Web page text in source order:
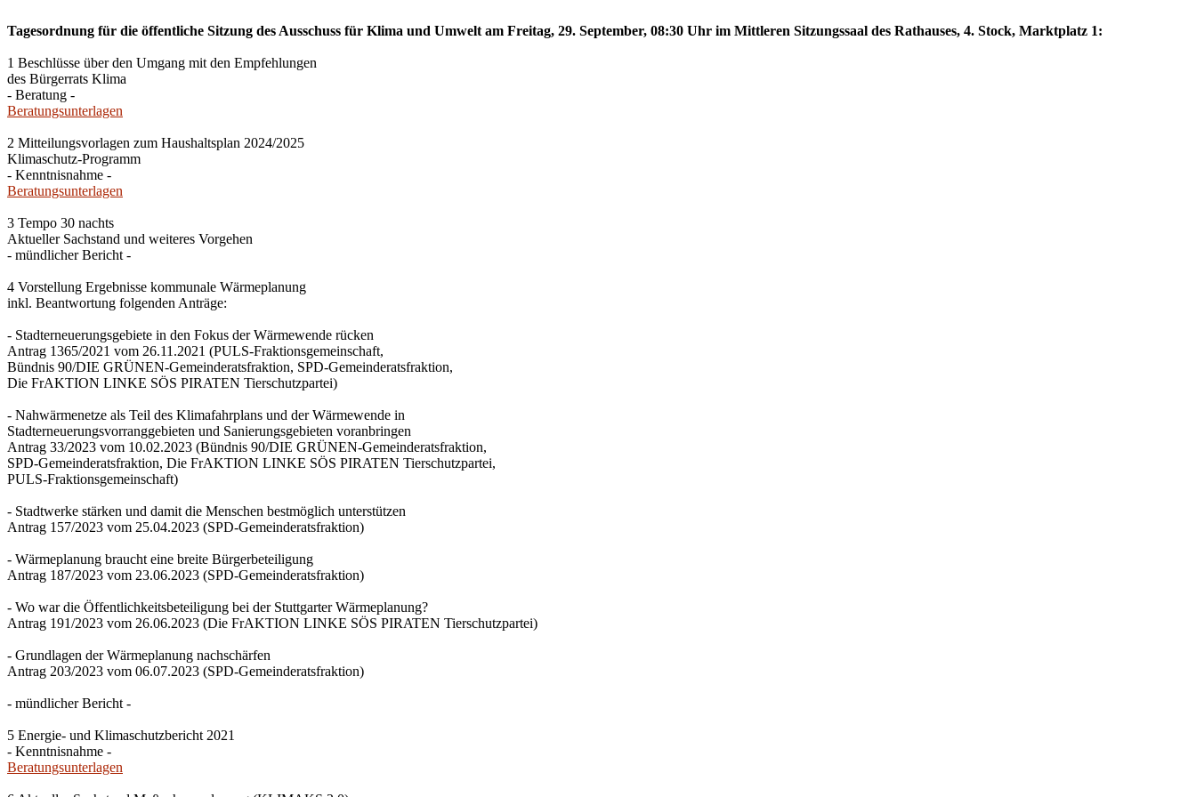
Tagesordnung für die öffentliche Sitzung des Ausschuss für Klima und Umwelt am Freitag, 29. September, 08:30 Uhr im Mittleren Sitzungssaal des Rathauses, 4. Stock, Marktplatz 1:
1 Beschlüsse über den Umgang mit den Empfehlungen
des Bürgerrats Klima
- Beratung -
Beratungsunterlagen
2 Mitteilungsvorlagen zum Haushaltsplan 2024/2025
Klimaschutz-Programm
- Kenntnisnahme -
Beratungsunterlagen
3 Tempo 30 nachts
Aktueller Sachstand und weiteres Vorgehen
- mündlicher Bericht -
4 Vorstellung Ergebnisse kommunale Wärmeplanung
inkl. Beantwortung folgenden Anträge:
- Stadterneuerungsgebiete in den Fokus der Wärmewende rücken
Antrag 1365/2021 vom 26.11.2021 (PULS-Fraktionsgemeinschaft,
Bündnis 90/DIE GRÜNEN-Gemeinderatsfraktion, SPD-Gemeinderatsfraktion,
Die FrAKTION LINKE SÖS PIRATEN Tierschutzpartei)
- Nahwärmenetze als Teil des Klimafahrplans und der Wärmewende in
Stadterneuerungsvorranggebieten und Sanierungsgebieten voranbringen
Antrag 33/2023 vom 10.02.2023 (Bündnis 90/DIE GRÜNEN-Gemeinderatsfraktion,
SPD-Gemeinderatsfraktion, Die FrAKTION LINKE SÖS PIRATEN Tierschutzpartei,
PULS-Fraktionsgemeinschaft)
- Stadtwerke stärken und damit die Menschen bestmöglich unterstützen
Antrag 157/2023 vom 25.04.2023 (SPD-Gemeinderatsfraktion)
- Wärmeplanung braucht eine breite Bürgerbeteiligung
Antrag 187/2023 vom 23.06.2023 (SPD-Gemeinderatsfraktion)
- Wo war die Öffentlichkeitsbeteiligung bei der Stuttgarter Wärmeplanung?
Antrag 191/2023 vom 26.06.2023 (Die FrAKTION LINKE SÖS PIRATEN Tierschutzpartei)
- Grundlagen der Wärmeplanung nachschärfen
Antrag 203/2023 vom 06.07.2023 (SPD-Gemeinderatsfraktion)
- mündlicher Bericht -
5 Energie- und Klimaschutzbericht 2021
- Kenntnisnahme -
Beratungsunterlagen